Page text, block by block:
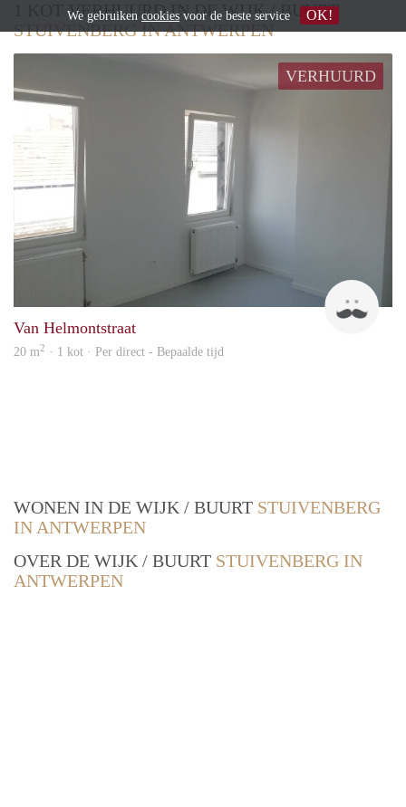
1 KOT VERHUURD IN DE WIJK / BUURT
STUIVENBERG IN ANTWERPEN
VERHUURD
Van Helmontstraat
20 m2 · 1 kot · Per direct - Bepaalde tijd
WONEN IN DE WIJK / BUURT STUIVENBERG
IN ANTWERPEN
OVER DE WIJK / BUURT STUIVENBERG IN
ANTWERPEN
We gebruiken cookies voor de beste service OK!